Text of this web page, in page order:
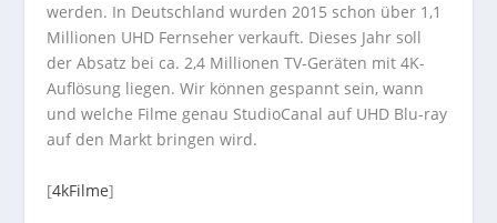
werden. In Deutschland wurden 2015 schon über 1,1
Millionen UHD Fernseher verkauft. Dieses Jahr soll
der Absatz bei ca. 2,4 Millionen TV-Geräten mit 4K-
Auflösung liegen. Wir können gespannt sein, wann
und welche Filme genau StudioCanal auf UHD Blu-ray
auf den Markt bringen wird.
[4kFilme]